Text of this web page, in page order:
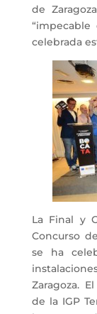
de
celebrada
La Final y
Concurso
se ha
Zaragoza.
de la IGP